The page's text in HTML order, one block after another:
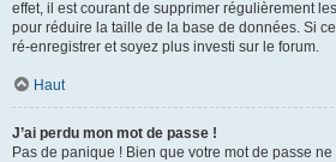
effet, il est courant de supprimer régulièrement
pour réduire la taille de la base de données. Si
ré-enregistrer et soyez plus investi sur le forum.
Haut
J’ai perdu mon mot de passe !
Pas de panique ! Bien que votre mot de passe